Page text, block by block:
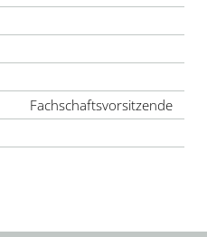
Fachschaftsvorsitzende